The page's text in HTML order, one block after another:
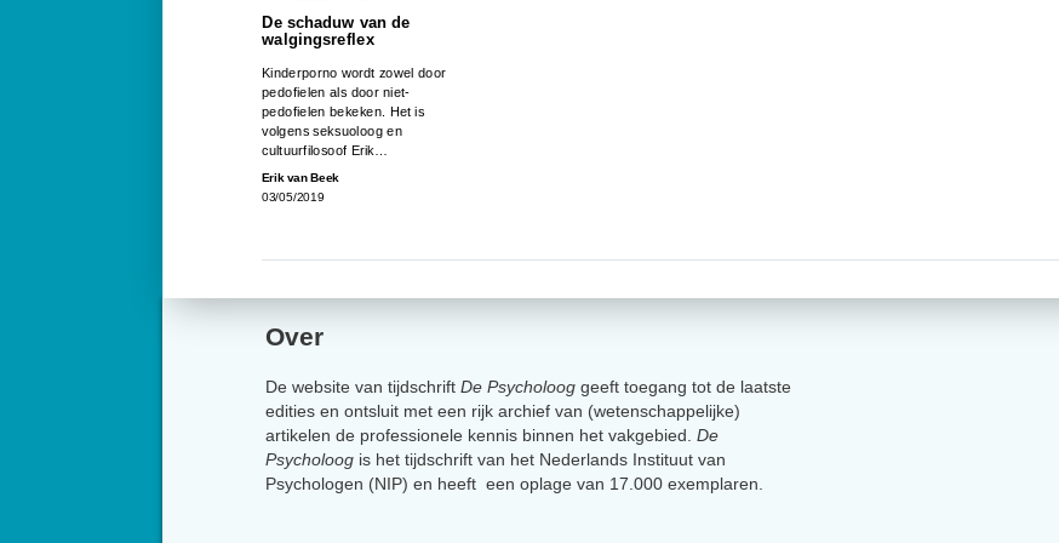
De schaduw van de
walgingsreflex
Kinderporno wordt zowel door
pedofielen als door niet-
pedofielen bekeken. Het is
volgens seksuoloog en
cultuurfilosoof Erik…
Erik van Beek
03/05/2019
Over
De website van tijdschrift De Psycholoog geeft toegang tot de laatste
edities en ontsluit met een rijk archief van (wetenschappelijke)
artikelen de professionele kennis binnen het vakgebied. De
Psycholoog is het tijdschrift van het Nederlands Instituut van
Psychologen (NIP) en heeft een oplage van 17.000 exemplaren.